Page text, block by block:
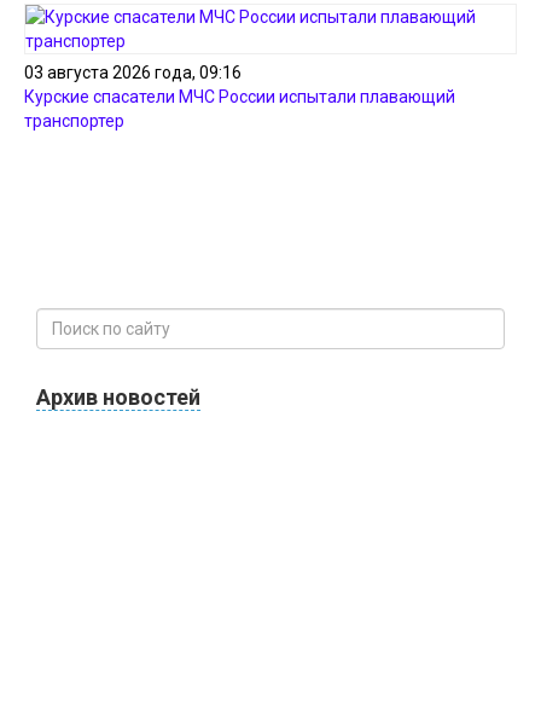
03 августа 2026 года, 09:16
Курские спасатели МЧС России испытали плавающий
транспортер
Архив новостей